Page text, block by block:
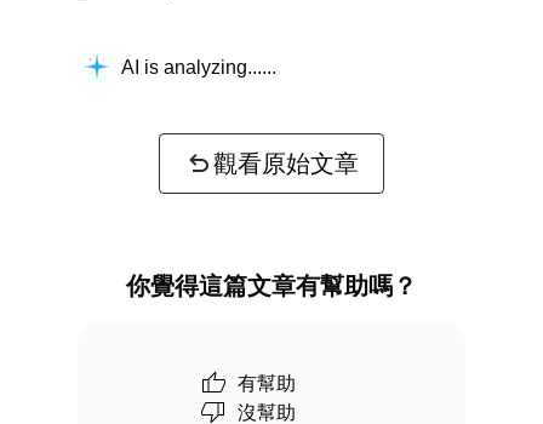
AI is analyzing...
觀看原始文章
你覺得這篇文章有幫助嗎？
有幫助
沒幫助